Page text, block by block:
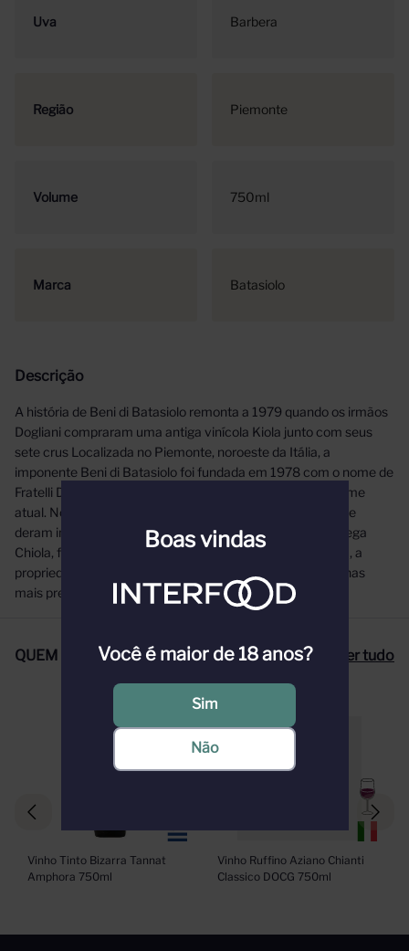
Uva Barbera
Região Piemonte
Volume 750ml
Marca Batasiolo
Descrição
A história de Beni di Batasiolo remonta a 1979 quando os irmãos
Dogliani compraram uma antiga vinícola Kiola junto com seus
sete crus Localizada no Piemonte, noroeste da Itália, a
imponente Beni di Batasiolo foi fundada em 1978 com o nome de
Fratelli Dogliani. Alguns anos depois, passou a utilizar o nome
atual. Nocomando da vinícola estão os irmãos Dogliani que
deram início ao negócio quando adquiriram a histórica adega
Chiola, fundada na década de 50 Localizada em La Morra, a
propriedade era composta por sete fazendas e vinhedos nas
mais prestigiadas áreas do Barolo.
QUEM COMPROU, COMPROU TAMBÉM Ver tudo
Vinho Tinto Bizarra Tannat
Amphora 750ml
Vinho Ruffino Aziano Chianti
Classico DOCG 750ml
Boas vindas
Você é maior de 18 anos?
Sim
Não